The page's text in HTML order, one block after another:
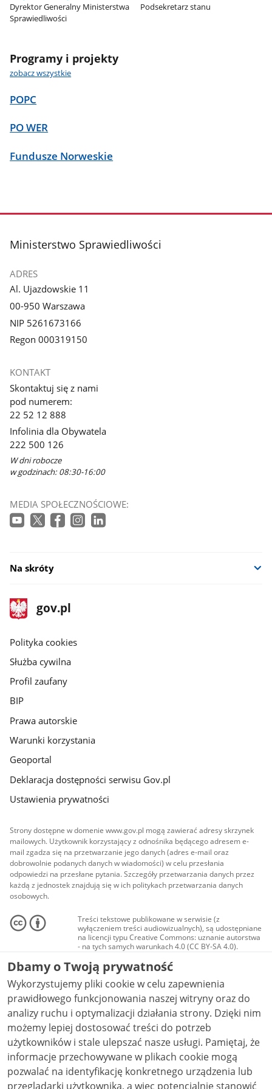
Dyrektor Generalny Ministerstwa
Sprawiedliwości
Podsekretarz stanu
Programy i projekty
zobacz wszystkie
POPC
PO WER
Fundusze Norweskie
stopka
Ministerstwo Sprawiedliwości
ADRES
Al. Ujazdowskie 11
00-950 Warszawa
NIP 5261673166
Regon 000319150
KONTAKT
Skontaktuj się z nami
pod numerem:
22 52 12 888
Infolinia dla Obywatela
222 500 126
W dni robocze
w godzinach: 08:30-16:00
MEDIA SPOŁECZNOŚCIOWE:
Na skróty
stopka
gov.pl
Strona
gov.pl
gov.pl
Polityka cookies
Służba cywilna
Profil zaufany
BIP
Prawa autorskie
Warunki korzystania
Geoportal
Deklaracja dostępności serwisu Gov.pl
Ustawienia prywatności
Strony dostępne w domenie www.gov.pl mogą zawierać adresy skrzynek
mailowych. Użytkownik korzystający z odnośnika będącego adresem e-
mail zgadza się na przetwarzanie jego danych (adres e-mail oraz
dobrowolnie podanych danych w wiadomości) w celu przesłania
odpowiedzi na przesłane pytania. Szczegóły przetwarzania danych przez
każdą z jednostek znajdują się w ich politykach przetwarzania danych
osobowych.
Treści tekstowe publikowane w serwisie (z
wyłączeniem treści audiowizualnych), są udostępniane
na licencji typu Creative Commons: uznanie autorstwa
- na tych samych warunkach 4.0 (CC BY-SA 4.0).
Materiały audiowizualne, w tym zdjęcia, materiały
audio i wideo, są udostępniane na licencji typu
Creative Commons: uznanie autorstwa użycie
niekomercyjne - bez utworów zależnych 4.0 (CC BY-
NC-ND 4.0), o ile nie jest to stwierdzone inaczej.
Dbamy o Twoją prywatność
Wykorzystujemy pliki cookie w celu zapewnienia
prawidłowego funkcjonowania naszej witryny oraz do
analizy ruchu i optymalizacji działania strony. Dzięki nim
możemy lepiej dostosować treści do potrzeb
użytkowników i stale ulepszać nasze usługi. Pamiętaj, że
informacje przechowywane w plikach cookie mogą
pozwalać na identyfikację konkretnego urządzenia lub
przeglądarki użytkownika, a więc potencjalnie stanowić